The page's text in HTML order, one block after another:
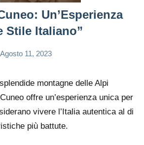
Un’Esperienza
Stile Italiano”
Agosto 11, 2023
montagne delle Alpi
offre un’esperienza unica per
vivere l’Italia autentica al di
più battute.